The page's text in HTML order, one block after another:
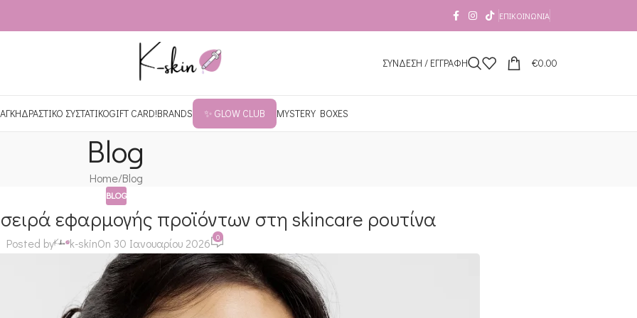
ΕΠΙΚΟΙΝΩΝΊΑ
ΣΥΝΔΕΣΗ / ΕΓΓΡΑΦΗ €0.00
ΔΡΑΣΤΙΚΟ ΣΥΣΤΑΤΙΚΟGIFT CARD!BRANDS ✨ GLOW CLUB MYSTERY BOXES
Blog
Home Blog
BLOG
εφαρμογής προϊόντων στη skincare ρουτίνα
Posted by k-skinOn 30 Ιανουαρίου 2026 0